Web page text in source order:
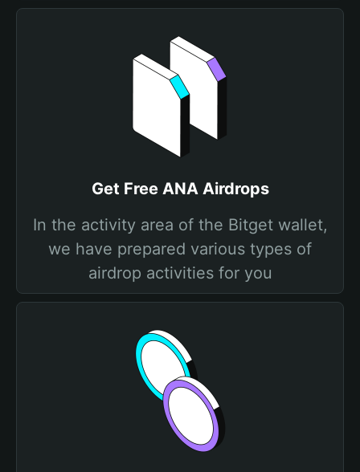
Get Free ANA Airdrops
In the activity area of the Bitget wallet,
we have prepared various types of
airdrop activities for you